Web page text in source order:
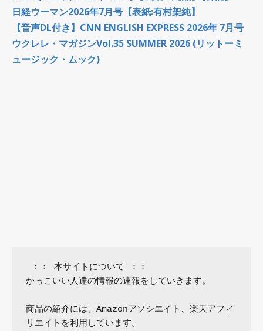
日経ウーマン2026年7月号【表紙:有村架純】
【音声DL付き】CNN ENGLISH EXPRESS 2026年 7月号
ウクレレ・マガジンVol.35 SUMMER 2026 (リットーミ
ュージック・ムック)
かっこいい人達の情報の速報をしていきます。
商品の紹介には、Amazonアソシエイト、楽天アフィ
リエイトを利用しています。